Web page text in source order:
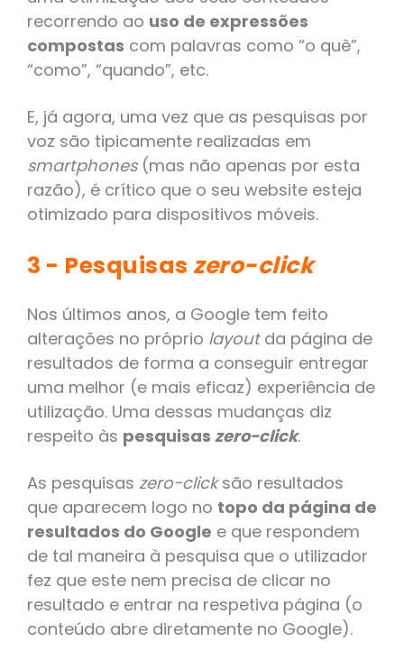
recorrendo ao uso de expressões
compostas com palavras como “o quê”,
“como”, “quando”, etc.
E, já agora, uma vez que as pesquisas por
voz são tipicamente realizadas em
smartphones(mas não apenas por esta
razão), é crítico que o seu website esteja
otimizado para dispositivos móveis.
3 - Pesquisas zero-click
Nos últimos anos, a Google tem feito
alterações no próprio layoutda página de
resultados de forma a conseguir entregar
uma melhor (e mais eficaz) experiência de
utilização. Uma dessas mudanças diz
respeito às pesquisas zero-click.
As pesquisas zero-clicksão resultados
que aparecem logo no topo da página de
resultados do Google e que respondem
de tal maneira à pesquisa que o utilizador
fez que este nem precisa de clicar no
resultado e entrar na respetiva página (o
conteúdo abre diretamente no Google).